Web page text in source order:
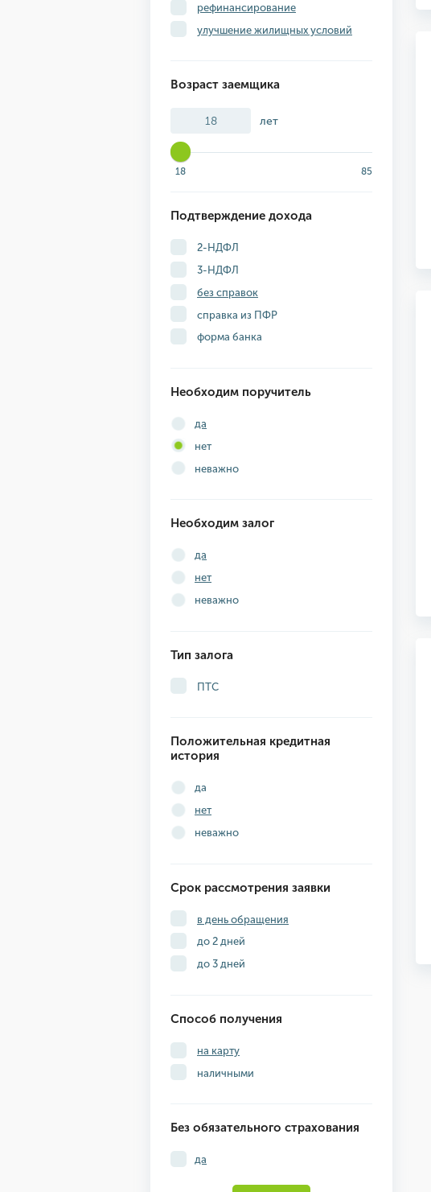
рефинансирование
улучшение жилищных условий
Возраст заемщика
лет
18 85
Подтверждение дохода
2-НДФЛ
3-НДФЛ
без справок
справка из ПФР
форма банка
Необходим поручитель
да
нет
неважно
Необходим залог
да
нет
неважно
Тип залога
ПТС
Положительная кредитная
история
да
нет
неважно
Срок рассмотрения заявки
в день обращения
до 2 дней
до 3 дней
Способ получения
на карту
наличными
Без обязательного страхования
да